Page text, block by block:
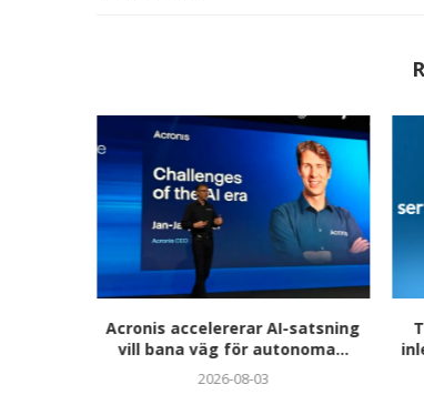
Acronis accelererar AI-satsning
vill bana väg för autonoma...
2026-08-03